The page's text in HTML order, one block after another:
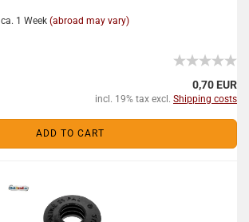
ca. 1 Week (abroad may vary)
0,70 EUR
incl. 19% tax excl. Shipping costs
ADD TO CART